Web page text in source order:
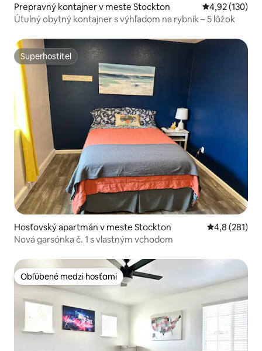
Prepravný kontajner v meste Stockton Priemerné
4,92 (130)
Útulný obytný kontajner s výhľadom na rybník – 5 lôžok
Superhostiteľ
Superhostiteľ
Hosťovský apartmán v meste Stockton Priemerné
4,8 (281)
Nová garsónka č. 1 s vlastným vchodom
Obľúbené medzi hosťami
Obľúbené medzi hosťami